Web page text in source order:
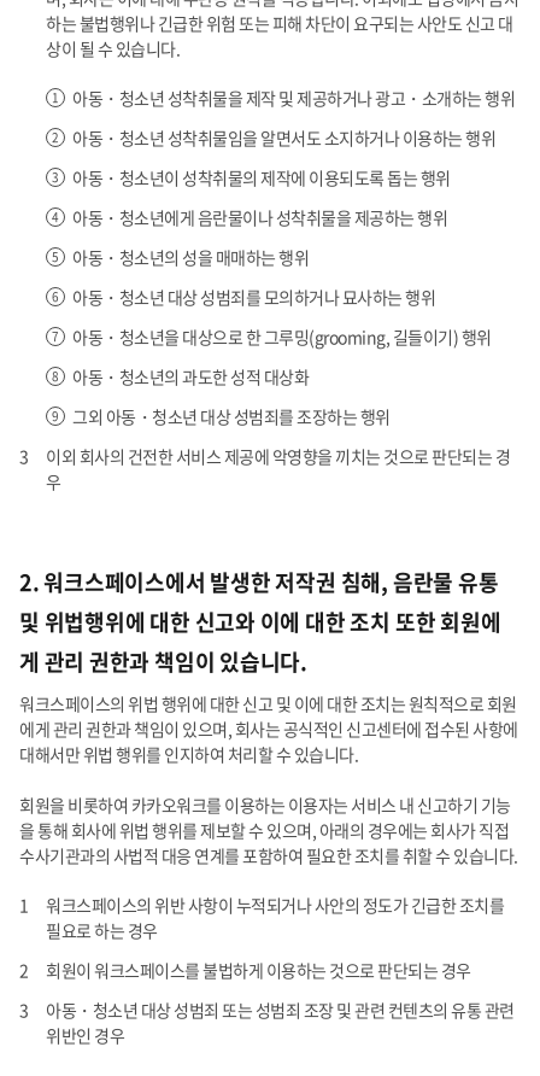
하는 불법행위나 긴급한 위험 또는 피해 차단이 요구되는 사안도 신고 대
상이 될 수 있습니다.
아동・청소년 성착취물을 제작 및 제공하거나 광고・소개하는 행위
아동・청소년 성착취물임을 알면서도 소지하거나 이용하는 행위
아동・청소년이 성착취물의 제작에 이용되도록 돕는 행위
아동・청소년에게 음란물이나 성착취물을 제공하는 행위
아동・청소년의 성을 매매하는 행위
아동・청소년 대상 성범죄를 모의하거나 묘사하는 행위
아동・청소년을 대상으로 한 그루밍(grooming, 길들이기) 행위
아동・청소년의 과도한 성적 대상화
그외 아동・청소년 대상 성범죄를 조장하는 행위
이외 회사의 건전한 서비스 제공에 악영향을 끼치는 것으로 판단되는 경
우
2. 워크스페이스에서 발생한 저작권 침해, 음란물 유통
및 위법행위에 대한 신고와 이에 대한 조치 또한 회원에
게 관리 권한과 책임이 있습니다.
워크스페이스의 위법 행위에 대한 신고 및 이에 대한 조치는 원칙적으로 회원
에게 관리 권한과 책임이 있으며, 회사는 공식적인 신고센터에 접수된 사항에
대해서만 위법 행위를 인지하여 처리할 수 있습니다.
회원을 비롯하여 카카오워크를 이용하는 이용자는 서비스 내 신고하기 기능
을 통해 회사에 위법 행위를 제보할 수 있으며, 아래의 경우에는 회사가 직접
수사기관과의 사법적 대응 연계를 포함하여 필요한 조치를 취할 수 있습니다.
워크스페이스의 위반 사항이 누적되거나 사안의 정도가 긴급한 조치를
필요로 하는 경우
회원이 워크스페이스를 불법하게 이용하는 것으로 판단되는 경우
아동・청소년 대상 성범죄 또는 성범죄 조장 및 관련 컨텐츠의 유통 관련
위반인 경우